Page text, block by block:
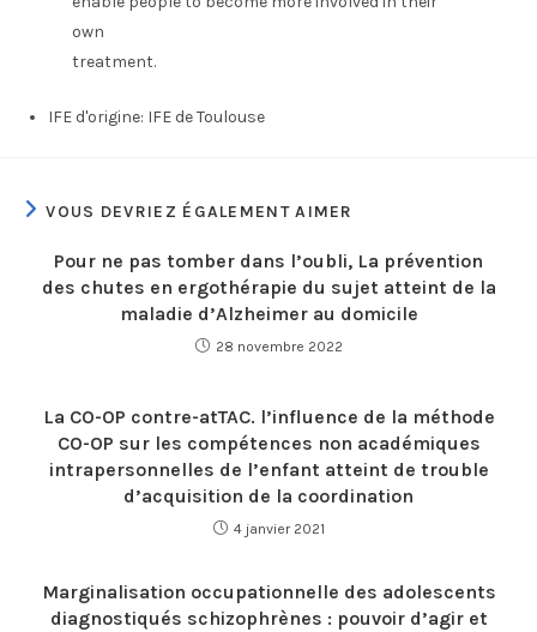
own
treatment.
IFE d'origine: IFE de Toulouse
VOUS DEVRIEZ ÉGALEMENT AIMER
Pour ne pas tomber dans l’oubli, La prévention
des chutes en ergothérapie du sujet atteint de la
maladie d’Alzheimer au domicile
28 novembre 2022
La CO-OP contre-atTAC. l’influence de la méthode
CO-OP sur les compétences non académiques
intrapersonnelles de l’enfant atteint de trouble
d’acquisition de la coordination
4 janvier 2021
Marginalisation occupationnelle des adolescents
diagnostiqués schizophrènes : pouvoir d’agir et